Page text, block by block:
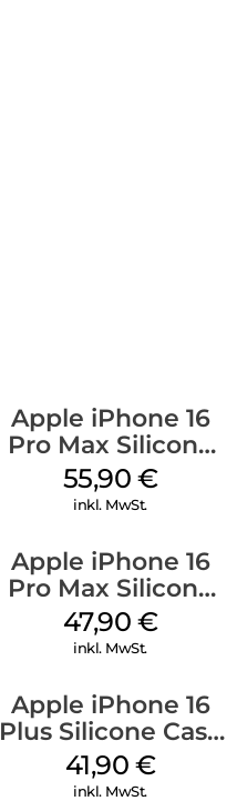
Apple iPhone 16
Pro Max Silicone
Case MagSafe
Stone Gray
55,90 €
inkl. MwSt.
Apple iPhone 16
Pro Max Silicone
Case MagSafe
Black
47,90 €
inkl. MwSt.
Apple iPhone 16
Plus Silicone Case
MagSafe Stone
Gray
41,90 €
inkl. MwSt.